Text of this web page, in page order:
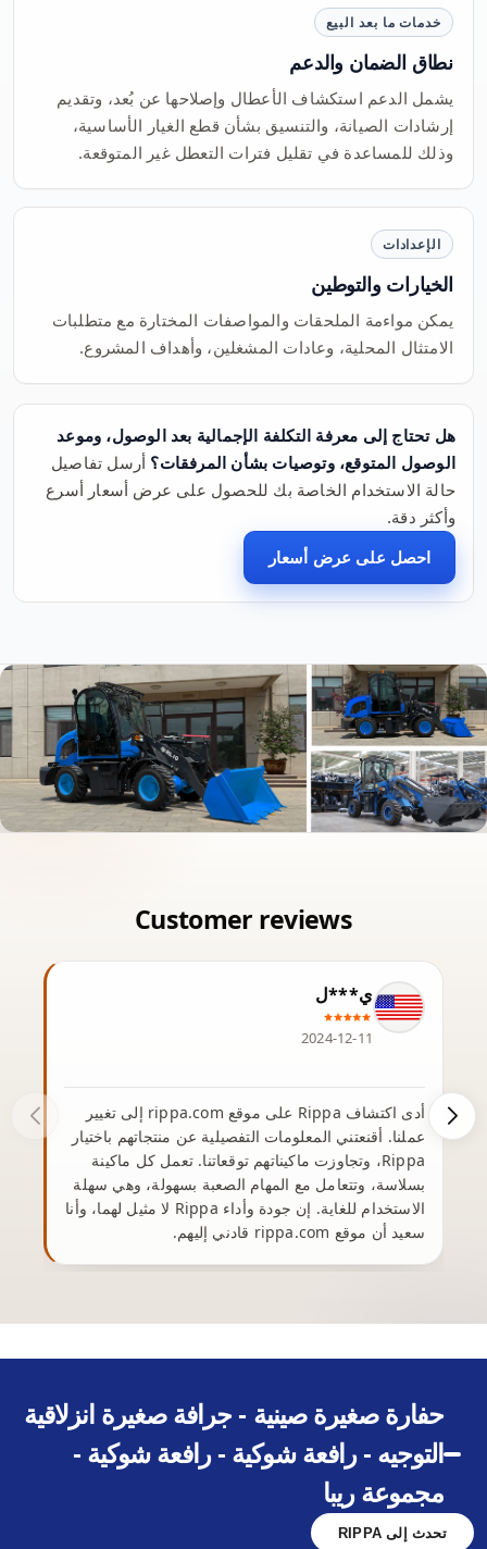
خدمات ما بعد البيع
نطاق الضمان والدعم
يشمل الدعم استكشاف الأعطال وإصلاحها عن بُعد، وتقديم
إرشادات الصيانة، والتنسيق بشأن قطع الغيار الأساسية،
وذلك للمساعدة في تقليل فترات التعطل غير المتوقعة.
الإعدادات
الخيارات والتوطين
يمكن مواءمة الملحقات والمواصفات المختارة مع متطلبات
الامتثال المحلية، وعادات المشغلين، وأهداف المشروع.
هل تحتاج إلى معرفة التكلفة الإجمالية بعد الوصول، وموعد
الوصول المتوقع، وتوصيات بشأن المرفقات؟ أرسل تفاصيل
حالة الاستخدام الخاصة بك للحصول على عرض أسعار أسرع
وأكثر دقة.
احصل على عرض أسعار
ي***ل
2024-12-11
أدى اكتشاف Rippa على موقع rippa.com إلى تغيير
عملنا. أقنعتني المعلومات التفصيلية عن منتجاتهم باختيار
Rippa، وتجاوزت ماكيناتهم توقعاتنا. تعمل كل ماكينة
بسلاسة، وتتعامل مع المهام الصعبة بسهولة، وهي سهلة
الاستخدام للغاية. إن جودة وأداء Rippa لا مثيل لهما، وأنا
سعيد أن موقع rippa.com قادني إليهم.
حفارة صغيرة صينية - جرافة صغيرة انزلاقية
التوجيه - رافعة شوكية - رافعة شوكية -
مجموعة ريبا
تحدث إلى RIPPA